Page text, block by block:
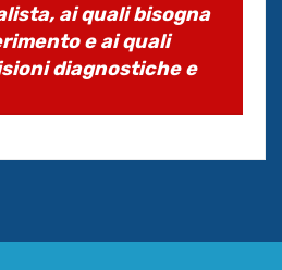
ai quali bisogna
e ai quali
diagnostiche e